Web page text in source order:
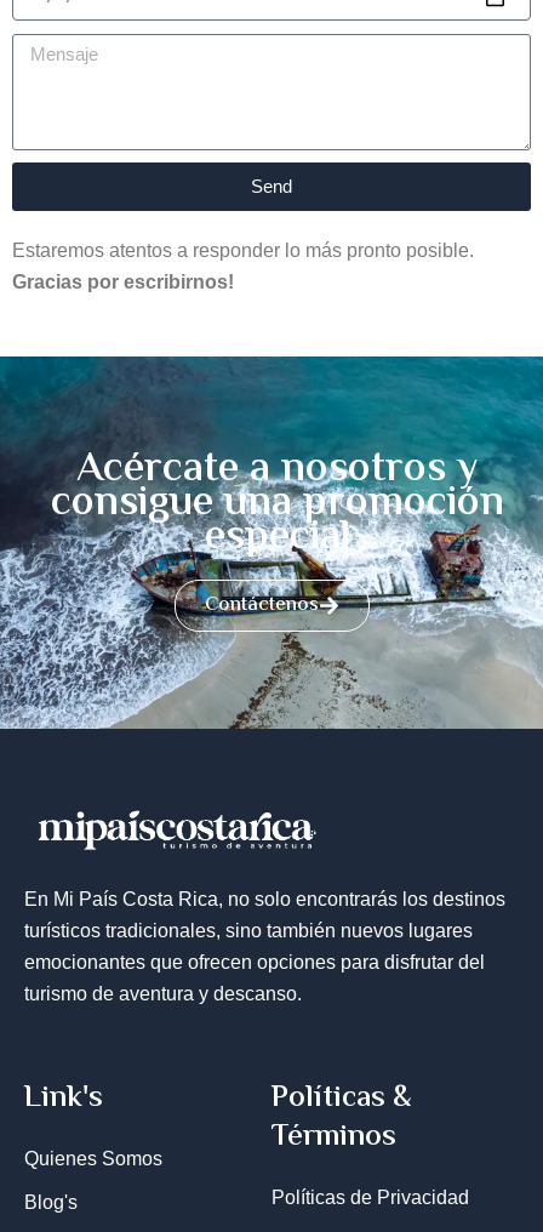
Send
Estaremos atentos a responder lo más pronto posible.
Gracias por escribirnos!
Acércate a nosotros y
consigue una promoción
especial
Contáctenos
En Mi País Costa Rica, no solo encontrarás los destinos
turísticos tradicionales, sino también nuevos lugares
emocionantes que ofrecen opciones para disfrutar del
turismo de aventura y descanso.
Link's
Quienes Somos
Blog's
Políticas &
Términos
Políticas de Privacidad